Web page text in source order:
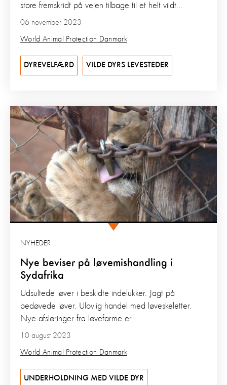
06 november 2023
World Animal Protection Danmark
store fremskridt på vejen tilbage til et helt vildt...
DYREVELFÆRD VILDE DYRS LEVESTEDER
Nye beviser på løvemishandling i
Sydafrika
NYHEDER
10 august 2023
World Animal Protection Danmark
Udsultede løver i beskidte indelukker. Jagt på
bedøvede løver. Ulovlig handel med løveskeletter.
Nye afsløringer fra løvefarme er...
UNDERHOLDNING MED VILDE DYR